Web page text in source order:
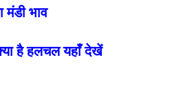
भाव
है हलचल यहाँ देखें